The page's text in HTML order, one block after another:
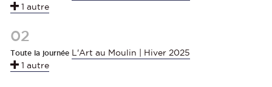
1 autre
02
Toute la journée L'Art au Moulin | Hiver 2025
1 autre